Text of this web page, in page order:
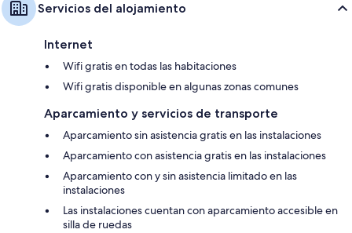
Servicios del alojamiento
Internet
Wifi gratis en todas las habitaciones
Wifi gratis disponible en algunas zonas comunes
Aparcamiento y servicios de transporte
Aparcamiento sin asistencia gratis en las instalaciones
Aparcamiento con asistencia gratis en las instalaciones
Aparcamiento con y sin asistencia limitado en las
instalaciones
Las instalaciones cuentan con aparcamiento accesible en
silla de ruedas